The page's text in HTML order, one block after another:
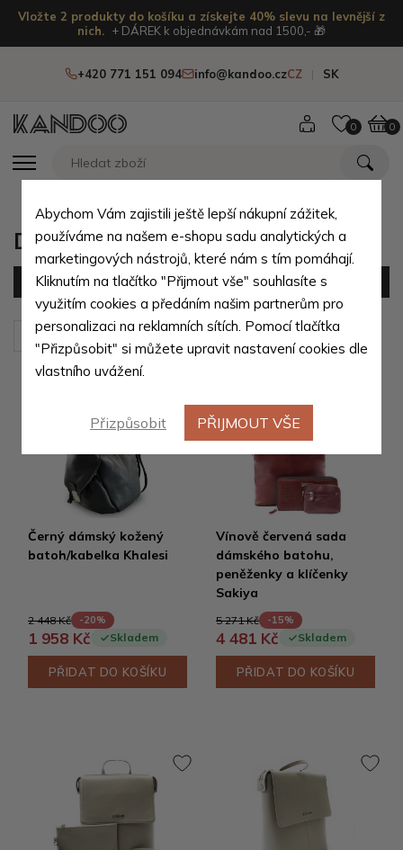
Vložte 2 produkty do košíku a získejte 40% slevu na levnější z
nich.
+ DÁREK k objednávkám nad 1500,- 🎁
+420 771 151 094 info@kandoo.czCZ SK
0 0
Dámské batohy podle velikosti
Filtr (27 produktů)
Seřadit podle: Výchozí
Černý dámský kožený
batoh/kabelka Khalesi
2 448 Kč -20%
1 958 Kč Skladem
PŘIDAT DO KOŠÍKU
Vínově červená sada
dámského batohu,
peněženky a klíčenky
Sakiya
5 271 Kč -15%
4 481 Kč Skladem
PŘIDAT DO KOŠÍKU
Abychom Vám zajistili ještě lepší nákupní zážitek,
používáme na našem e-shopu sadu analytických a
marketingových nástrojů, které nám s tím pomáhají.
Kliknutím na tlačítko "Přijmout vše" souhlasíte s
využitím cookies a předáním našim partnerům pro
personalizaci na reklamních sítích. Pomocí tlačítka
"Přizpůsobit" si můžete upravit nastavení cookies dle
vlastního uvážení.
Přizpůsobit PŘIJMOUT VŠE